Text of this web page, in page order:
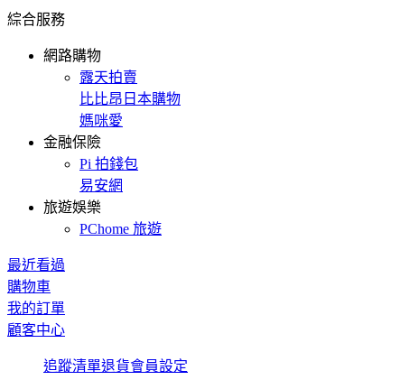
綜合服務
網路購物
露天拍賣
比比昂日本購物
媽咪愛
金融保險
Pi 拍錢包
易安網
旅遊娛樂
PChome 旅遊
最近看過
購物車
我的訂單
顧客中心
追蹤清單退貨會員設定